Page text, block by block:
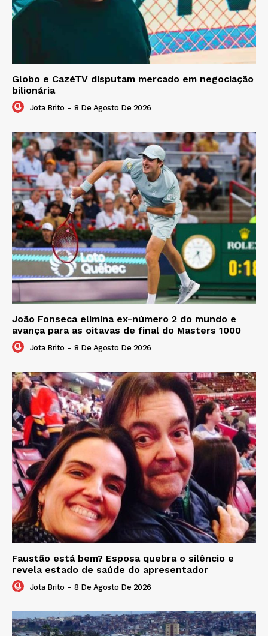
Globo e CazéTV disputam mercado em negociação
bilionária
Jota Brito - 8 De Agosto De 2026
João Fonseca elimina ex-número 2 do mundo e
avança para as oitavas de final do Masters 1000
Jota Brito - 8 De Agosto De 2026
Faustão está bem? Esposa quebra o silêncio e
revela estado de saúde do apresentador
Jota Brito - 8 De Agosto De 2026